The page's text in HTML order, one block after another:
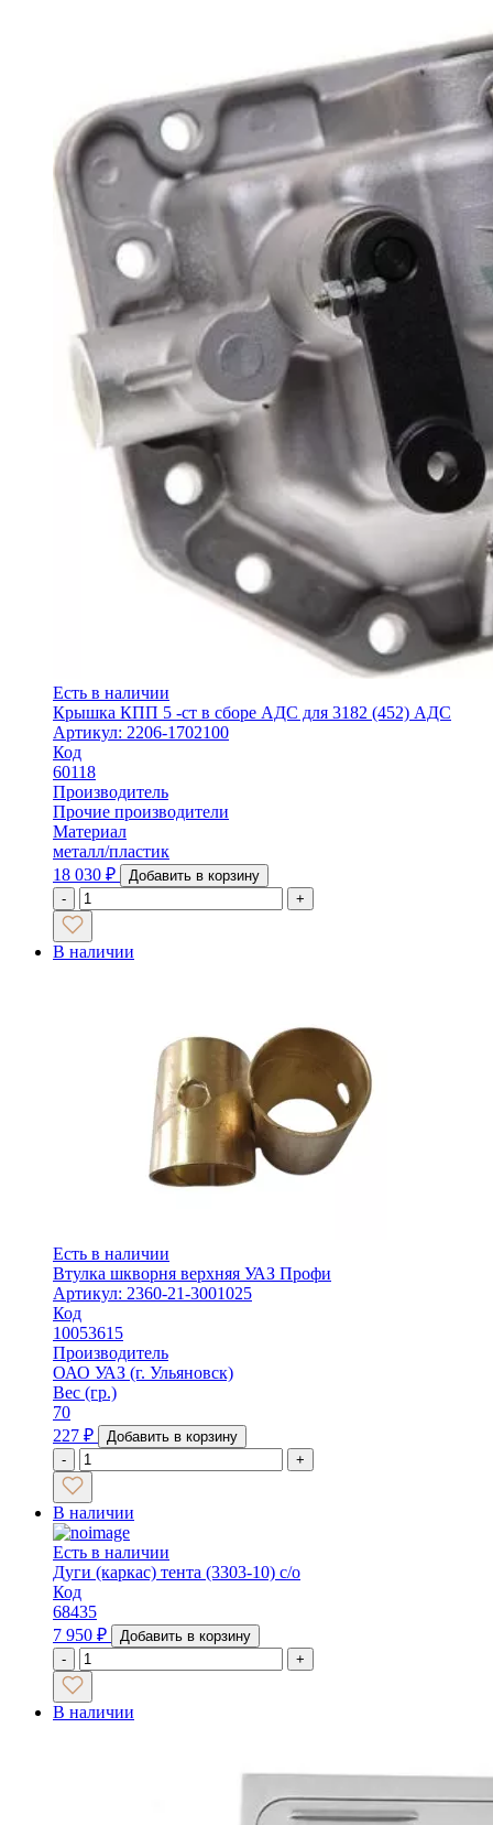
Есть в наличии
Крышка КПП 5 -ст в сборе АДС для 3182 (452) АДС
Артикул: 2206-1702100
Код
60118
Производитель
Прочие производители
Материал
металл/пластик
18 030 ₽
Добавить в корзину
-
+
В наличии
Есть в наличии
Втулка шкворня верхняя УАЗ Профи
Артикул: 2360-21-3001025
Код
10053615
Производитель
ОАО УАЗ (г. Ульяновск)
Вес (гр.)
70
227 ₽
Добавить в корзину
-
+
В наличии
Есть в наличии
Дуги (каркас) тента (3303-10) с/о
Код
68435
7 950 ₽
Добавить в корзину
-
+
В наличии